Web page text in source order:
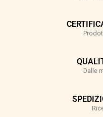
Dalle